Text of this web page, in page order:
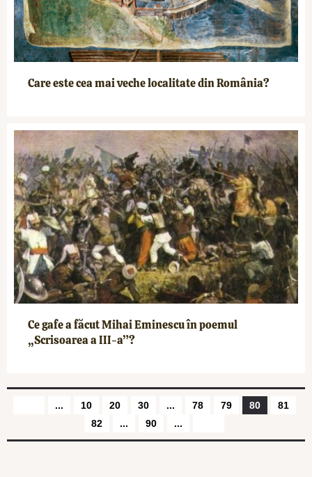
Care este cea mai veche localitate din România?
Ce gafe a făcut Mihai Eminescu în poemul
„Scrisoarea a III-a”?
... 10 20 30 ... 78 79 80
81
82
... 90 ...